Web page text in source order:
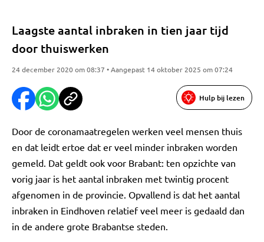
Laagste aantal inbraken in tien jaar tijd
door thuiswerken
24 december 2020 om 08:37 • Aangepast 14 oktober 2025 om 07:24
Hulp bij lezen
Door de coronamaatregelen werken veel mensen thuis
en dat leidt ertoe dat er veel minder inbraken worden
gemeld. Dat geldt ook voor Brabant: ten opzichte van
vorig jaar is het aantal inbraken met twintig procent
afgenomen in de provincie. Opvallend is dat het aantal
inbraken in Eindhoven relatief veel meer is gedaald dan
in de andere grote Brabantse steden.